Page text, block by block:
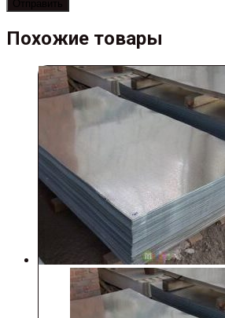
Похожие товары